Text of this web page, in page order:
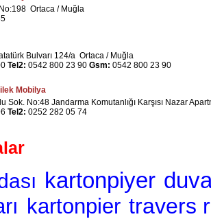
Ortaca / Muğla
Bulvarı 124/a Ortaca / Muğla
Tel2: 0542 800 23 90 Gsm: 0542 800 23 90
Mobilya
Sok. No:48 Jandarma Komutanlığı Karşısı Nazar
Tel2: 0252 282 05 74
kartonpiyer
kartonpier travers